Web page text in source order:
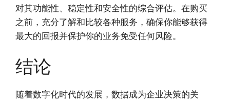
对其功能性、稳定性和安全性的综合评估。在购买
之前，充分了解和比较各种服务，确保你能够获得
最大的回报并保护你的业务免受任何风险。
结论
随着数字化时代的发展，数据成为企业决策的关